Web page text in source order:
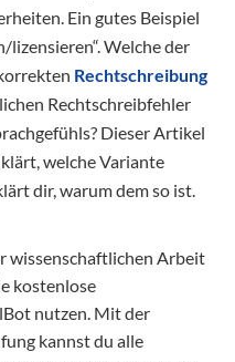
Ein gutes Beispiel
Welche der
Rechtschreibung
Rechtschreibfehler
Dieser Artikel
welche Variante
dir, warum dem so ist.
wissenschaftlichen Arbeit
kostenlose
nutzen. Mit der
kannst du alle